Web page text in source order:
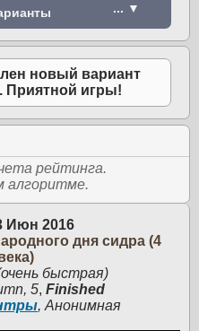
... ▼
новый вариант
. Приятной игры!
рейтинга.
алгоритме.
Июн 2016
дня сидра (4
быстрая)
5, Finished
, Анонимная